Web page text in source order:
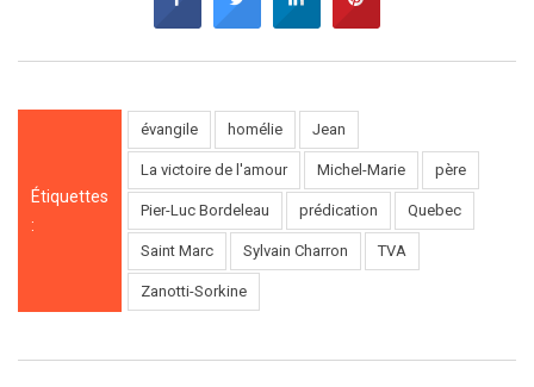
Étiquettes
:
évangile homélie Jean
La victoire de l'amour Michel-Marie père
Pier-Luc Bordeleau prédication Quebec
Saint Marc Sylvain Charron TVA
Zanotti-Sorkine